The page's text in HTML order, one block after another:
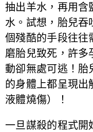
抽出羊水，再用含
水。試想，胎兒吞
個殘酷的手段往往
磨胎兒致死，許多
動卻無處可逃！胎
的身體上都呈現出
液體燒傷）！
一旦謀殺的程式開